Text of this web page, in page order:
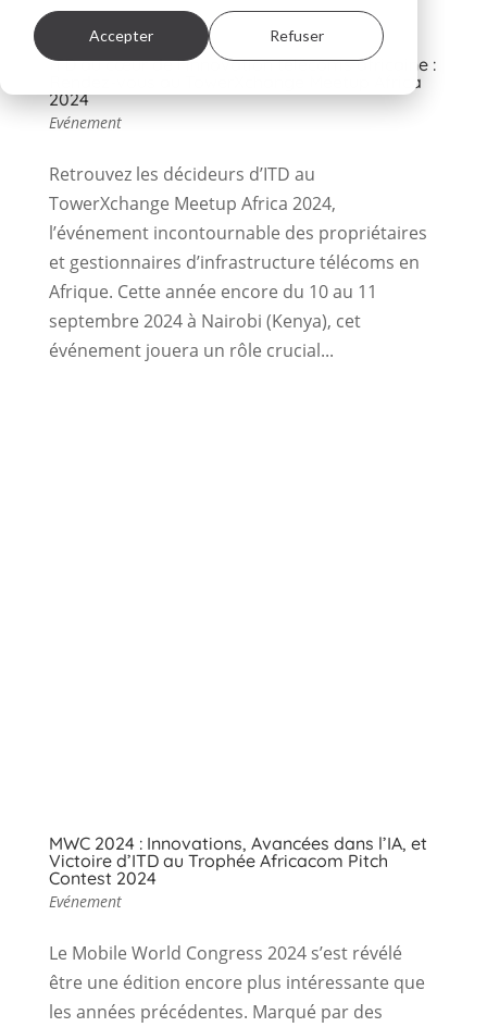
Accepter Refuser
ITD au cœur de l’innovation télécoms africaine :
Rendez-vous au TowerXchange Meetup Africa
2024
Evénement
Retrouvez les décideurs d’ITD au
TowerXchange Meetup Africa 2024,
l’événement incontournable des propriétaires
et gestionnaires d’infrastructure télécoms en
Afrique. Cette année encore du 10 au 11
septembre 2024 à Nairobi (Kenya), cet
événement jouera un rôle crucial...
MWC 2024 : Innovations, Avancées dans l’IA, et
Victoire d’ITD au Trophée Africacom Pitch
Contest 2024
Evénement
Le Mobile World Congress 2024 s’est révélé
être une édition encore plus intéressante que
les années précédentes. Marqué par des